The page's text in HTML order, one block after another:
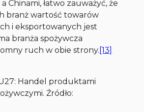
Chinami, łatwo zauważyć, że
branż wartość towarów
i eksportowanych jest
branża spożywcza
ruch w obie strony. [13]
Handel produktami
Źródło: